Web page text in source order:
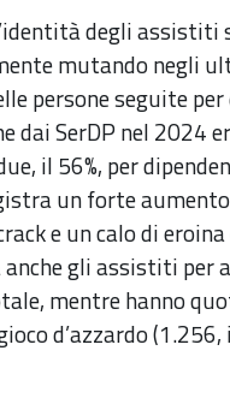
degli assistiti
mutando negli
persone seguite
dai SerDP nel 2024
il 56%, per
un forte
e un calo di
anche gli assistiti per
mentre hanno
d’azzardo (1.256,